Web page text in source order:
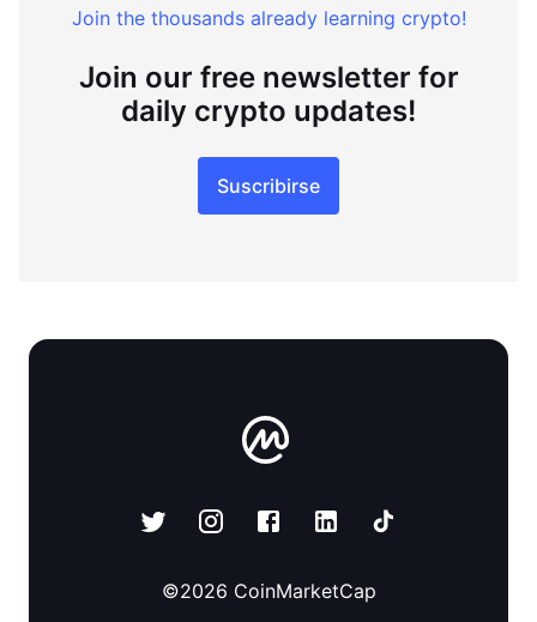
Join the thousands already learning crypto!
Join our free newsletter for
daily crypto updates!
Suscribirse
©2026 CoinMarketCap